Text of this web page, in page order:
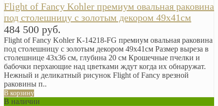
Flight of Fancy Kohler премиум овальная раковина
под столешницу с золотым декором 49х41см
484 500 руб.
Flight of Fancy Kohler K-14218-FG премиум овальная раковина
под столешницу с золотым декором 49х41см Размер выреза в
столешнице 43х36 см, глубина 20 см Крошечные пчелки и
бабочки перхающие над цветками ждут когда их обнаружат.
Нежный и деликатный рисунок Flight of Fancy врезной
раковины п..
В корзину
В наличии